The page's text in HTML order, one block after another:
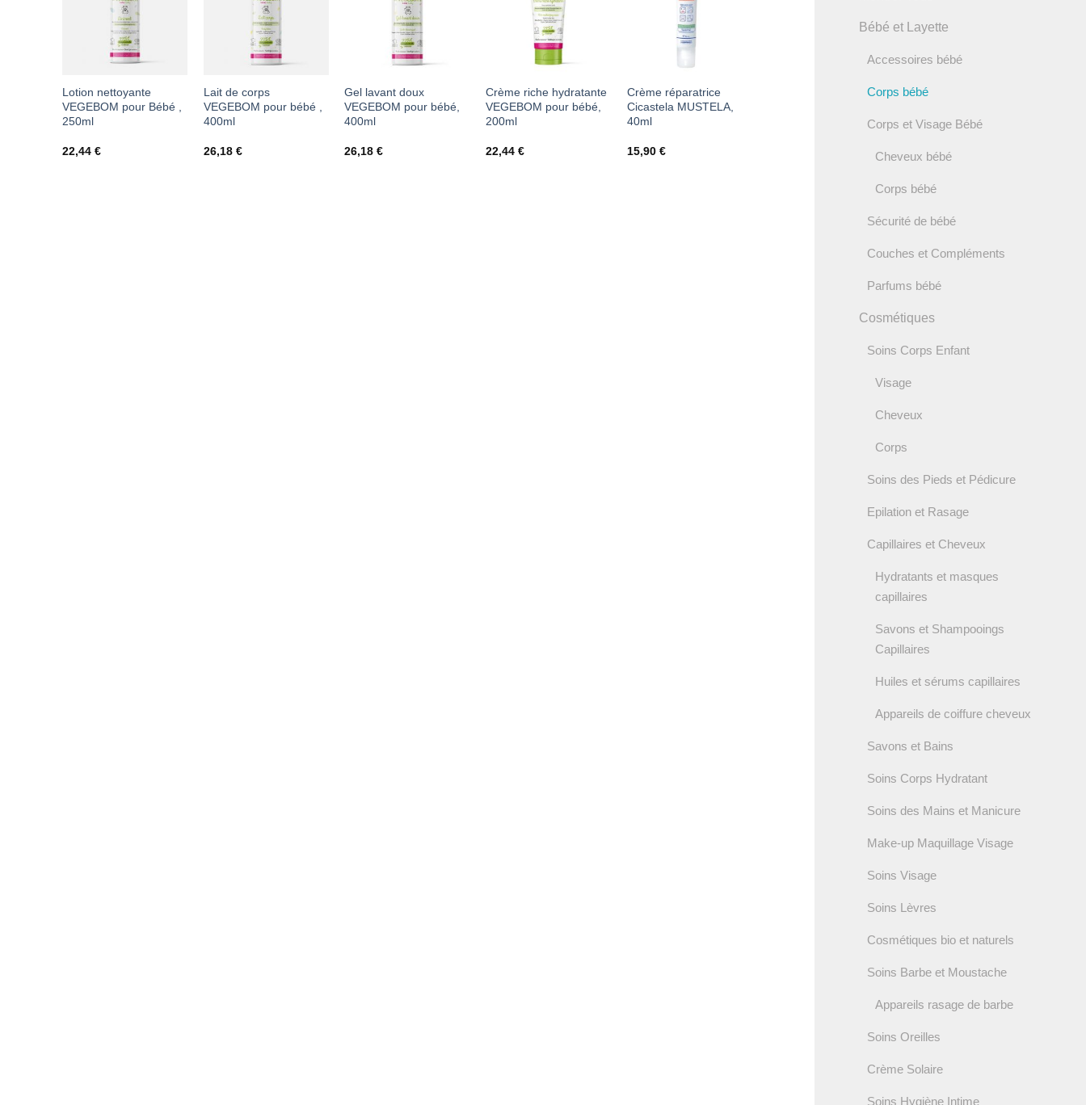
ancien
À MES
FAVORIS
Lotion nettoyante
VEGEBOM pour Bébé ,
250ml
22,44 €
À MES
FAVORIS
Lait de corps
VEGEBOM pour bébé ,
400ml
26,18 €
À MES
FAVORIS
Gel lavant doux
VEGEBOM pour bébé,
400ml
26,18€
À MES
FAVORIS
Crème riche hydratante
VEGEBOM pour bébé,
200ml
22,44€
À MES
FAVORIS
Crème réparatrice
Cicastela MUSTELA,
40ml
15,90 €
Bébé et Layette
Accessoires bébé
Corps bébé
Corps et Visage Bébé
Cheveux bébé
Corps bébé
Sécurité de bébé
Couches et Compléments
Parfums bébé
Cosmétiques
Soins Corps Enfant
Visage
Cheveux
Corps
Soins des Pieds et Pédicure
Epilation et Rasage
Capillaires et Cheveux
Hydratants et masques
capillaires
Savons et Shampooings
Capillaires
Huiles et sérums capillaires
Appareils de coiffure cheveux
Savons et Bains
Soins Corps Hydratant
Soins des Mains et Manicure
Make-up Maquillage Visage
Soins Visage
Soins Lèvres
Cosmétiques bio et naturels
Soins Barbe et Moustache
Appareils rasage de barbe
Soins Oreilles
Crème Solaire
Soins Hygiène Intime